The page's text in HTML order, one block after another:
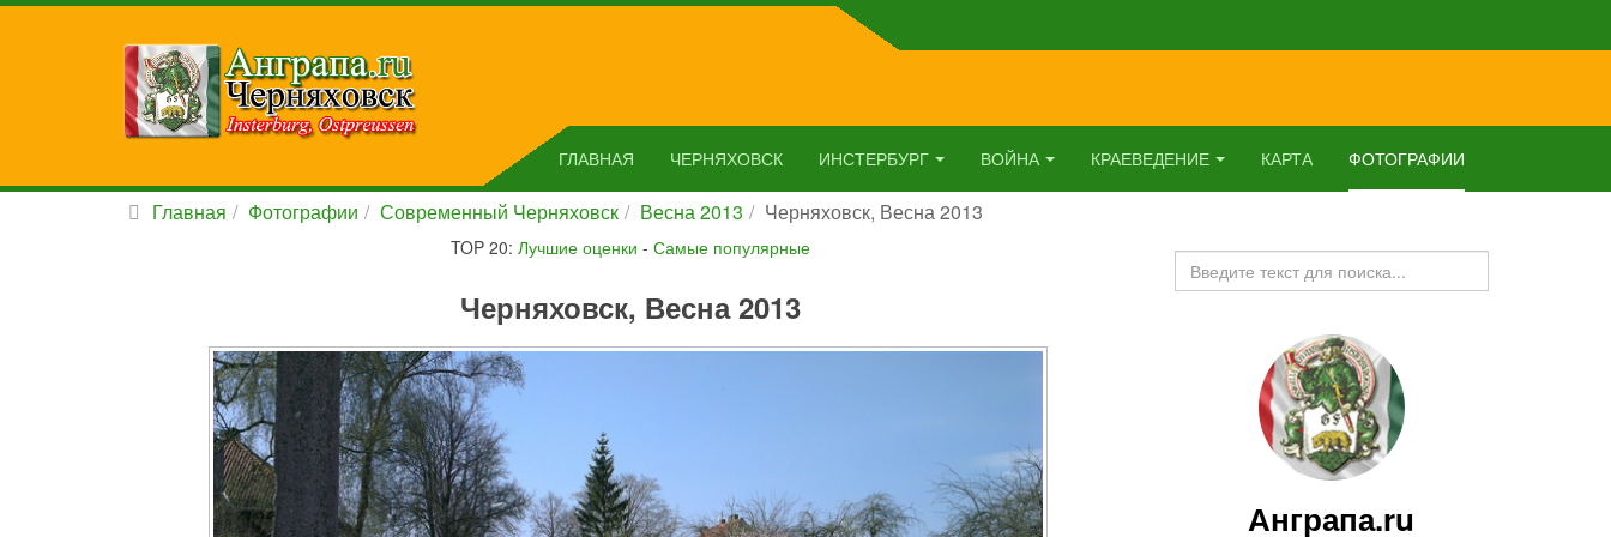
ГЛАВНАЯ ЧЕРНЯХОВСК ИНСТЕРБУРГ ВОЙНА КРАЕВЕДЕНИЕ КАРТА ФОТОГРАФИИ
Главная Фотографии Современный Черняховск Весна 2013 Черняховск, Весна 2013
TOP 20: Лучшие оценки - Самые популярные
Черняховск, Весна 2013
Искать...
Анграпа.ru